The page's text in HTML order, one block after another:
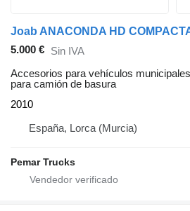
Joab ANACONDA HD
5.000 € Sin IVA
Accesorios para vehículos
para camión de basura
2010
España, Lorca (Murcia)
Pemar Trucks